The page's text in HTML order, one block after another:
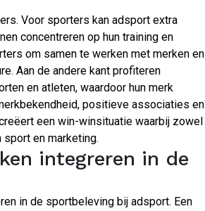
Voor sporters kan adsport extra
concentreren op hun training en
om samen te werken met merken en
Aan de andere kant profiteren
en atleten, waardoor hun merk
positieve associaties en
een win-winsituatie waarbij zowel
en marketing.
integreren in de
in de sportbeleving bij adsport. Een